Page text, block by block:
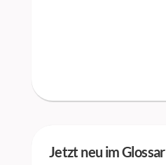
Jetzt neu im Glossar